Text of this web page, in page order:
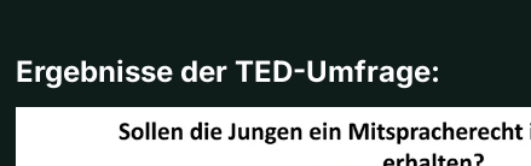
Ergebnisse der TED-Umfrage: